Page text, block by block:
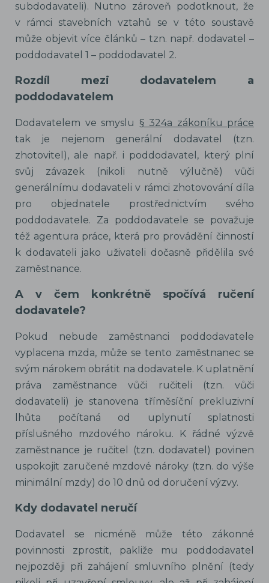
subdodavateli). Nutno zároveň podotknout, že
v rámci stavebních vztahů se v této soustavě
může objevit více článků – tzn. např. dodavatel –
poddodavatel 1 – poddodavatel 2.
Rozdíl mezi dodavatelem a
poddodavatelem
Dodavatelem ve smyslu § 324a zákoníku práce
tak je nejenom generální dodavatel (tzn.
zhotovitel), ale např. i poddodavatel, který plní
svůj závazek (nikoli nutně výlučně) vůči
generálnímu dodavateli v rámci zhotovování díla
pro objednatele prostřednictvím svého
poddodavatele. Za poddodavatele se považuje
též agentura práce, která pro provádění činností
k dodavateli jako uživateli dočasně přidělila své
zaměstnance.
A v čem konkrétně spočívá ručení
dodavatele?
Pokud nebude zaměstnanci poddodavatele
vyplacena mzda, může se tento zaměstnanec se
svým nárokem obrátit na dodavatele. K uplatnění
práva zaměstnance vůči ručiteli (tzn. vůči
dodavateli) je stanovena tříměsíční prekluzivní
lhůta počítaná od uplynutí splatnosti
příslušného mzdového nároku. K řádné výzvě
zaměstnance je ručitel (tzn. dodavatel) povinen
uspokojit zaručené mzdové nároky (tzn. do výše
minimální mzdy) do 10 dnů od doručení výzvy.
Kdy dodavatel neručí
Dodavatel se nicméně může této zákonné
povinnosti zprostit, pakliže mu poddodavatel
nejpozději při zahájení smluvního plnění (tedy